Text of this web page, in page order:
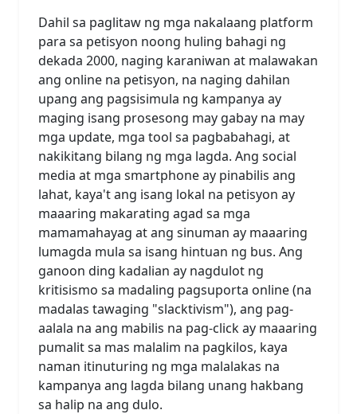
Dahil sa paglitaw ng mga nakalaang platform
para sa petisyon noong huling bahagi ng
dekada 2000, naging karaniwan at malawakan
ang online na petisyon, na naging dahilan
upang ang pagsisimula ng kampanya ay
maging isang prosesong may gabay na may
mga update, mga tool sa pagbabahagi, at
nakikitang bilang ng mga lagda. Ang social
media at mga smartphone ay pinabilis ang
lahat, kaya't ang isang lokal na petisyon ay
maaaring makarating agad sa mga
mamamahayag at ang sinuman ay maaaring
lumagda mula sa isang hintuan ng bus. Ang
ganoon ding kadalian ay nagdulot ng
kritisismo sa madaling pagsuporta online (na
madalas tawaging "slacktivism"), ang pag-
aalala na ang mabilis na pag-click ay maaaring
pumalit sa mas malalim na pagkilos, kaya
naman itinuturing ng mga malalakas na
kampanya ang lagda bilang unang hakbang
sa halip na ang dulo.